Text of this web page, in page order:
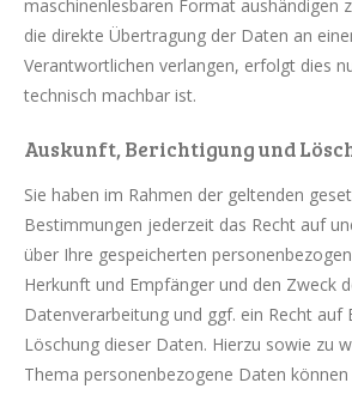
maschinenlesbaren Format aushändigen
die direkte Übertragung der Daten an
Verantwortlichen verlangen, erfolgt dies
technisch machbar ist.
Auskunft, Berichtigung und
Sie haben im Rahmen der geltenden
Bestimmungen jederzeit das Recht auf
über Ihre gespeicherten
Herkunft und Empfänger und den Zweck
Datenverarbeitung und ggf. ein Recht auf
Löschung dieser Daten. Hierzu sowie zu
Thema personenbezogene Daten